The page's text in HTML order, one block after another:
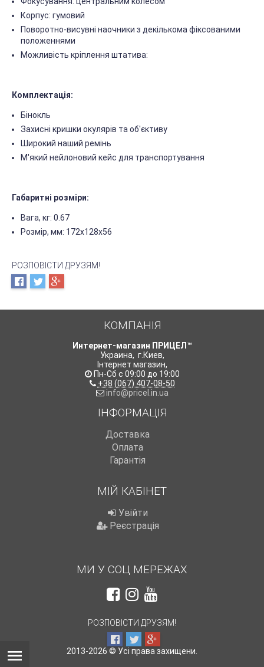
Корпус: гумовий
Поворотно-висувні наочники з декількома фіксованими
положеннями
Можливість кріплення штатива:
Комплектація:
Бінокль
Захисні кришки окулярів та об'єктиву
Широкий наший ремінь
М'який нейлоновий кейс для транспортування
Габаритні розміри:
Вага, кг: 0.67
Розмір, мм: 172x128x56
РОЗПОВІСТИ ДРУЗЯМ!
КОМПАНІЯ
Интернет-магазин ПРИЦЕЛ™
Украина, г.Киев,
Інтернет магазин,
Пн-Сб с 09:00 до 19:00
+38 (067) 407-08-50
info@pricel.in.ua
ІНФОРМАЦІЯ
Доставка
Оплата
Гарантія
МІЙ КАБІНЕТ
Увійти
Реєстрація
МИ У СОЦ МЕРЕЖАХ
РОЗПОВІСТИ ДРУЗЯМ!
2013-2026 © Усі права захищени.